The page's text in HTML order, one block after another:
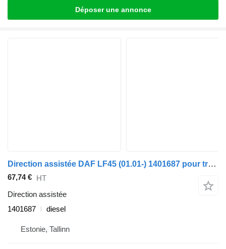
Déposer une annonce
Direction assistée DAF LF45 (01.01-) 1401687 pour tracteur routier DAF LF45, LF55, LF180, CF65, CF75, CF85 (2001-)
67,74 € HT
Direction assistée
1401687
diesel
Estonie, Tallinn